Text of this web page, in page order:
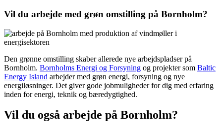
Vil du arbejde med grøn omstilling på Bornholm?
Den grønne omstilling skaber allerede nye arbejdspladser på
Bornholm. Bornholms Energi og Forsyning og projekter som Baltic
Energy Island arbejder med grøn energi, forsyning og nye
energiløsninger. Det giver gode jobmuligheder for dig med erfaring
inden for energi, teknik og bæredygtighed.
Vil du også arbejde på Bornholm?